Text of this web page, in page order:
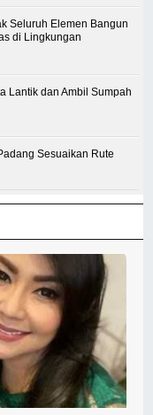
Seluruh Elemen Bangun
di Lingkungan
Lantik dan Ambil Sumpah
Sesuaikan Rute